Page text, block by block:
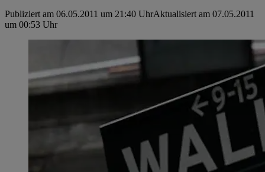
Publiziert am 06.05.2011 um 21:40 UhrAktualisiert am 07.05.2011
um 00:53 Uhr